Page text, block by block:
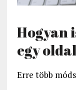
Hogyan
egy
Erre több